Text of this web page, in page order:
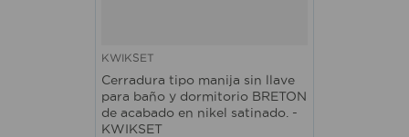
KWIKSET
Cerradura tipo manija sin llave
para baño y dormitorio BRETON
de acabado en nikel satinado. -
KWIKSET